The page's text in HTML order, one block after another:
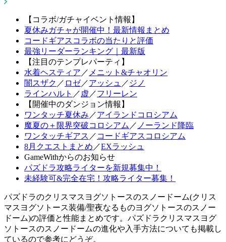
【コラボ/ガチャイベント情報】
夏休みガチャが開催中！最新情報まとめ
コードギアスコラボの当たりと評価
最強リーダーランキング｜最新版
【注目のテンプレパーティ】
水着ヘスティア ／ メニット&チャオリン
闇スザク ／ ロゼ／アッシュ ／ ジノ
ラインハルト ／ 虚 ／フリーレン
【開催中のダンジョン情報】
ワンタッチ夏休み ／アイランドコロシアム
魔夏の＋限界突破コロシアム ／ ノーランド降臨
ワンタッチギアス ／ コードギアスコロシアム
8月クエストまとめ ／EXラッシュ
GameWithからのお知らせ
パズドラ攻略ライターを新規募集中！
未経験可&完全在宅！攻略ライター募集！
パズドラのクリスマスヨグソトースのスノードーム(クリス
マスヨグソトース装備/聖夜なるものヨグソトースのスノー
ドーム)の評価と性能まとめです。パズドラクリスマスヨグ
ソトースのスノードームの進化や入手方法についても掲載し
ているので参考にどうぞ。